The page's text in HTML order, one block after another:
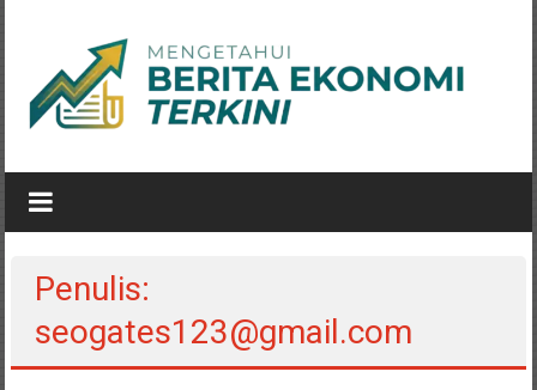
eastwindnetworks.com
Penulis:
seogates123@gmail.com